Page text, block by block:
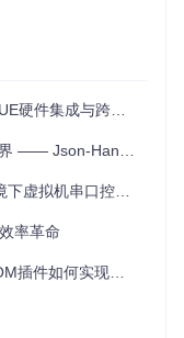
和Edge浏览器上
访问 https://www.s
链接。
的源代码Source
平台串口通信开发指南
Json-Handle插件
控制台显示问题解析
率革命
现跨版本串口交互